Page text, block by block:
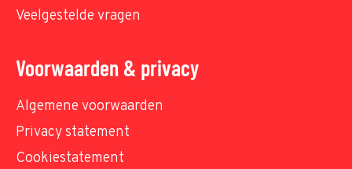
Veelgestelde vragen
Voorwaarden & privacy
Algemene voorwaarden
Privacy statement
Cookiestatement